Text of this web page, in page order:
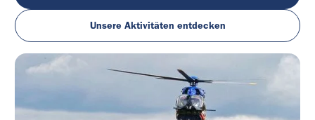
Unsere Aktivitäten entdecken